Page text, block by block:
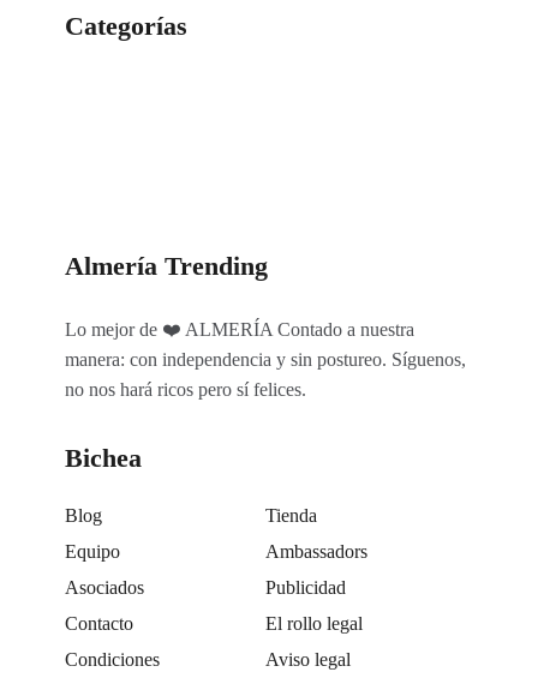
Categorías
Almería Trending
Lo mejor de ❤️ ALMERÍA Contado a nuestra
manera: con independencia y sin postureo. Síguenos,
no nos hará ricos pero sí felices.
Bichea
Blog
Tienda
Equipo
Ambassadors
Asociados
Publicidad
Contacto
El rollo legal
Condiciones
Aviso legal